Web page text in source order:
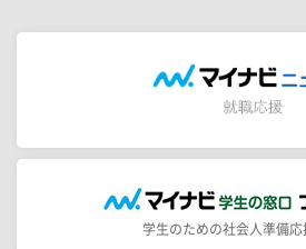
学生のための社会人準備応